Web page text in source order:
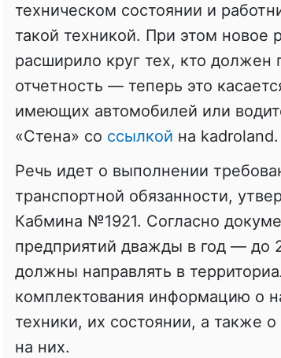
техническом состоянии и
такой техникой. При этом новое
расширило круг тех, кто должен
отчетность — теперь это
имеющих автомобилей или
«Стена» со ссылкой на kadroland.
Речь идет о выполнении
транспортной обязанности,
Кабмина №1921. Согласно
предприятий дважды в год — до
должны направлять в
комплектования информацию о
техники, их состоянии, а также
на них.